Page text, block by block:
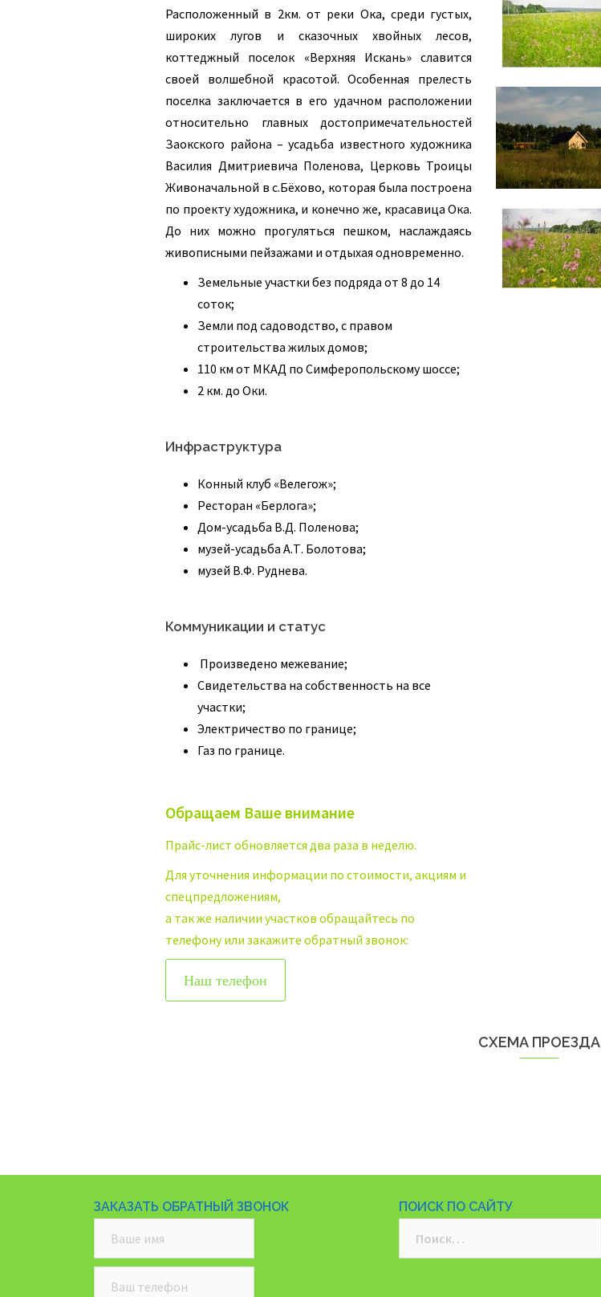
Расположенный в 2км. от реки Ока, среди густых,
широких лугов и сказочных хвойных лесов,
коттеджный поселок «Верхняя Искань» славится
своей волшебной красотой. Особенная прелесть
поселка заключается в его удачном расположении
относительно главных достопримечательностей
Заокского района – усадьба известного художника
Василия Дмитриевича Поленова, Церковь Троицы
Живоначальной в с.Бёхово, которая была построена
по проекту художника, и конечно же, красавица Ока.
До них можно прогуляться пешком, наслаждаясь
живописными пейзажами и отдыхая одновременно.
Земельные участки без подряда от 8 до 14
соток;
Земли под садоводство, с правом
строительства жилых домов;
110 км от МКАД по Симферопольскому шоссе;
2 км. до Оки.
Инфраструктура
Конный клуб «Велегож»;
Ресторан «Берлога»;
Дом-усадьба В.Д. Поленова;
музей-усадьба А.Т. Болотова;
музей В.Ф. Руднева.
Коммуникации и статус
Произведено межевание;
Свидетельства на собственность на все
участки;
Электричество по границе;
Газ по границе.
Обращаем Ваше внимание
Прайс-лист обновляется два раза в неделю.
Для уточнения информации по стоимости, акциям и
спецпредложениям,
а так же наличии участков обращайтесь по
телефону или закажите обратный звонок:
Наш телефон
СХЕМА ПРОЕЗДА
ЗАКАЗАТЬ ОБРАТНЫЙ ЗВОНОК ПОИСК ПО САЙТУ